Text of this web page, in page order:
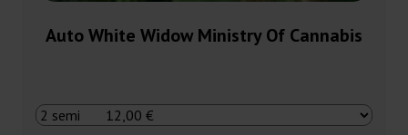
Auto White Widow Ministry Of Cannabis